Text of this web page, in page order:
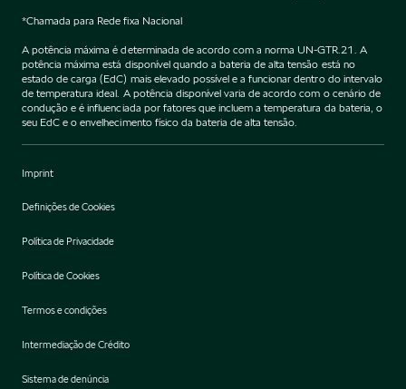
*Chamada para Rede fixa Nacional
A potência máxima é determinada de acordo com a norma UN-GTR.21. A
potência máxima está disponível quando a bateria de alta tensão está no
estado de carga (EdC) mais elevado possível e a funcionar dentro do intervalo
de temperatura ideal. A potência disponível varia de acordo com o cenário de
condução e é influenciada por fatores que incluem a temperatura da bateria, o
seu EdC e o envelhecimento físico da bateria de alta tensão.
Imprint
Definições de Cookies
Política de Privacidade
Política de Cookies
Termos e condições
Intermediação de Crédito
Sistema de denúncia